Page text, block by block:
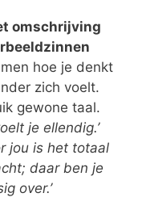
omschrijving
hoe je denkt
zich voelt.
gewone taal.
je ellendig.’
jou is het totaal
daar ben je
over.’